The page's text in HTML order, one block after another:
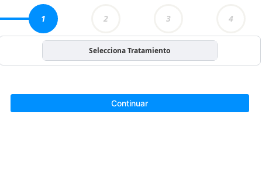
1 2 3 4
Selecciona Tratamiento
Continuar